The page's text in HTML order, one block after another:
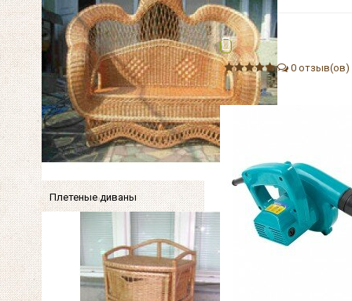
Плетеные диваны
0 отзыв(ов)